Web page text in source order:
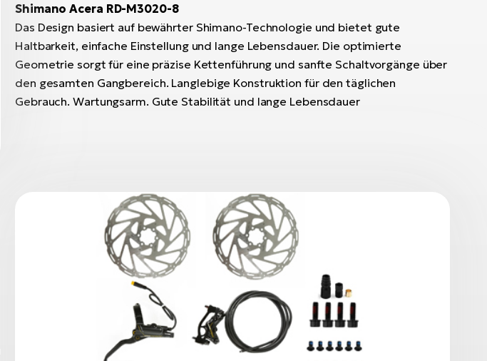
Shimano Acera RD-M3020-8
Das Design basiert auf bewährter Shimano-Technologie und bietet gute
Haltbarkeit, einfache Einstellung und lange Lebensdauer. Die optimierte
Geometrie sorgt für eine präzise Kettenführung und sanfte Schaltvorgänge über
den gesamten Gangbereich. Langlebige Konstruktion für den täglichen
Gebrauch. Wartungsarm. Gute Stabilität und lange Lebensdauer